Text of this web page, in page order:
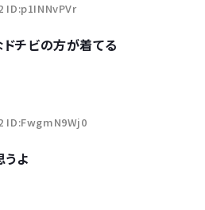
ID:p1INNvPVr
チビの方が着てる
ID:FwgmN9Wj0
よ